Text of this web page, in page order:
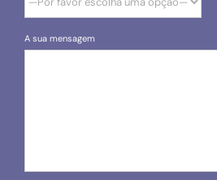
A sua mensagem